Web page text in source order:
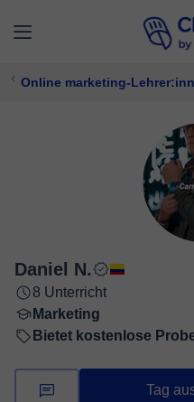
Online marketing-
Daniel N.
8 Unterricht
Marketing
Bietet kostenlose
Tag